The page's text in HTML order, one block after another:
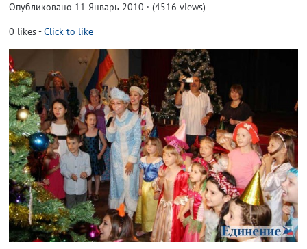
Опубликовано 11 Январь 2010 · (4516 views)
0 likes-Click to like